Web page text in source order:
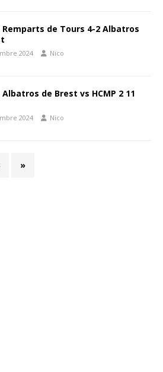
Remparts de Tours 4-2 Albatros
2024 Nico
de Brest vs HCMP 2 11
2024 Nico
»